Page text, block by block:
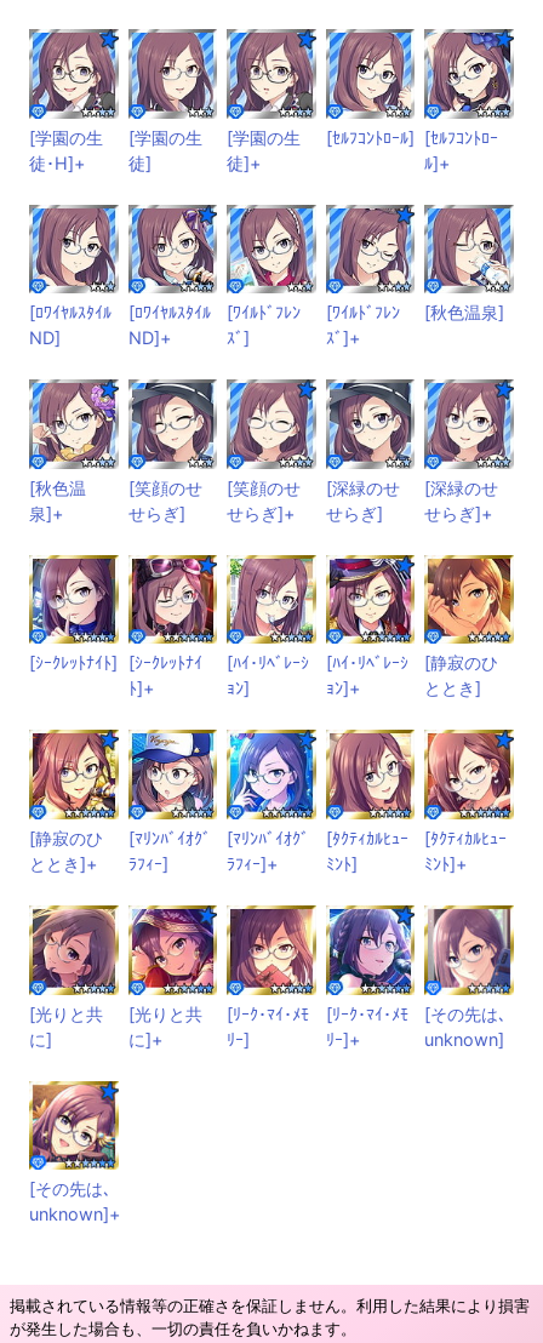
[学園の生
徒･H]+
[学園の生
徒]
[学園の生
徒]+
[ｾﾙﾌｺﾝﾄﾛｰﾙ] [ｾﾙﾌｺﾝﾄﾛｰ
ﾙ]+
[ﾛﾜｲﾔﾙｽﾀｲﾙ
ND]
[ﾛﾜｲﾔﾙｽﾀｲﾙ
ND]+
[ﾜｲﾙﾄﾞﾌﾚﾝ
ｽﾞ]
[ﾜｲﾙﾄﾞﾌﾚﾝ
ｽﾞ]+
[秋色温泉]
[秋色温
泉]+
[笑顔のせ
せらぎ]
[笑顔のせ
せらぎ]+
[深緑のせ
せらぎ]
[深緑のせ
せらぎ]+
[ｼｰｸﾚｯﾄﾅｲﾄ]
[ｼｰｸﾚｯﾄﾅｲ
ﾄ]+
[ﾊｲ･ﾘﾍﾞﾚｰｼ
ｮﾝ]
[ﾊｲ･ﾘﾍﾞﾚｰｼ
ｮﾝ]+
[静寂のひ
ととき]
[静寂のひ
ととき]+
[ﾏﾘﾝﾊﾞｲｵｸﾞ
ﾗﾌｨｰ]
[ﾏﾘﾝﾊﾞｲｵｸﾞ
ﾗﾌｨｰ]+
[ﾀｸﾃｨｶﾙﾋｭｰ
ﾐﾝﾄ]
[ﾀｸﾃｨｶﾙﾋｭｰ
ﾐﾝﾄ]+
[光りと共
に]
[光りと共
に]+
[ﾘｰｸ･ﾏｲ･ﾒﾓ
ﾘｰ]
[ﾘｰｸ･ﾏｲ･ﾒﾓ
ﾘｰ]+
[その先は､
unknown]
[その先は､
unknown]+
掲載されている情報等の正確さを保証しません。利用した結果により損害
が発生した場合も、一切の責任を負いかねます。